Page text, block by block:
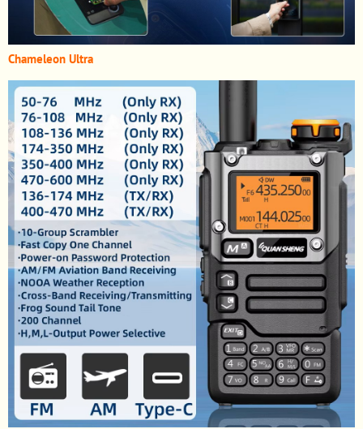
Chameleon Ultra